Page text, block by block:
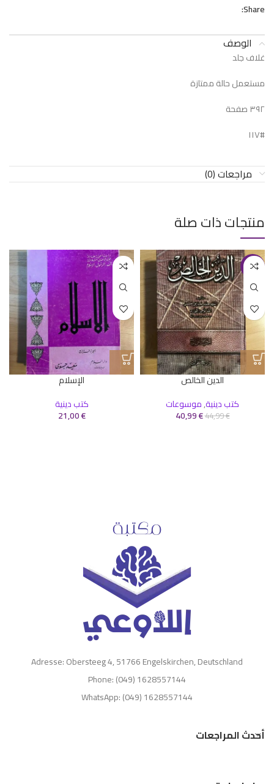
Share:
الوصف
غلاف جلد
مستعمل حالة ممتازة
٣٩٢ صفحة
#١١٧
مراجعات (0)
منتجات ذات صلة
-9%
الدين الخالص
كتب دينية,موسوعات
44,99€
40,99€
الإسلام
كتب دينية
21,00€
Adresse: Obersteeg 4, 51766 Engelskirchen, Deutschland
Phone: (049) 1628557144
WhatsApp: (049) 1628557144
أحدث المراجعات